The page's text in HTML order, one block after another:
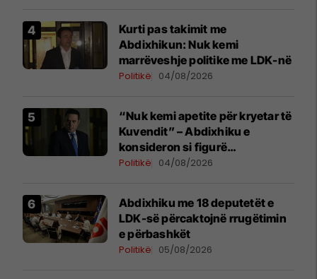
Kurti pas takimit me
Abdixhikun: Nuk kemi
marrëveshje politike me LDK-në
Politikë 04/08/2026
“Nuk kemi apetite për kryetar të
Kuvendit” – Abdixhiku e
konsideron si figurë
ceremoniale
Politikë 04/08/2026
Abdixhiku me 18 deputetët e
LDK-së përcaktojnë rrugëtimin
e përbashkët
Politikë 05/08/2026